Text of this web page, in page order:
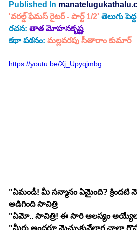
Published In
'వరల్డ్ ఫేమస్ రైటర్ - పార్ట్ 1/2' తెలుగు
రచన: తాత మోహనకృష్ణ
కథా పఠనం: మల్లవరపు సీతారాం కుమార్
https://youtu.be/Xj_Upyqjmbg
"ఏమండీ! మీ సన్మానం ఏమైంది? క్రిందటి
అడిగింది సావిత్రి
"ఏమో.. సావిత్రి! ఈ సారి ఆలస్యం
"మీరు అందరూ మెచ్చుకునేలాగ చాలా